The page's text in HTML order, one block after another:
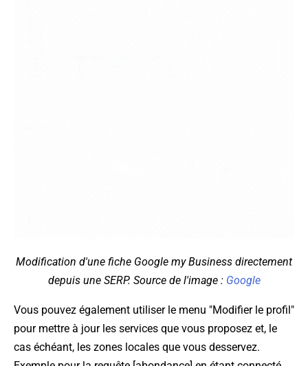
Modification d'une fiche Google my Business directement
depuis une SERP. Source de l'image : Google
Vous pouvez également utiliser le menu "Modifier le profil"
pour mettre à jour les services que vous proposez et, le
cas échéant, les zones locales que vous desservez.